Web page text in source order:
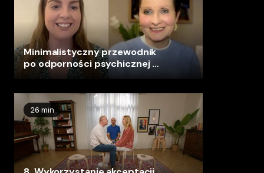
Minimalistyczny przewodnik
po odporności psychicznej -
Ute Liersch
26 min